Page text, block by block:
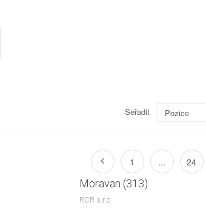
Seřadit Pozice
1 ... 24
Moravan (313)
RCR s.r.o.